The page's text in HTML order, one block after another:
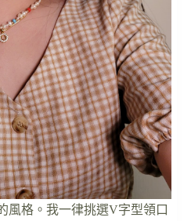
風格。我一律挑選V字型領口